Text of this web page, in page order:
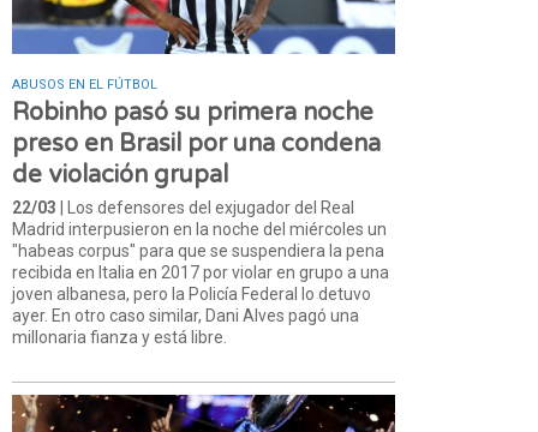
ABUSOS EN EL FÚTBOL
Robinho pasó su primera noche
preso en Brasil por una condena
de violación grupal
22/03 | Los defensores del exjugador del Real
Madrid interpusieron en la noche del miércoles un
"habeas corpus" para que se suspendiera la pena
recibida en Italia en 2017 por violar en grupo a una
joven albanesa, pero la Policía Federal lo detuvo
ayer. En otro caso similar, Dani Alves pagó una
millonaria fianza y está libre.